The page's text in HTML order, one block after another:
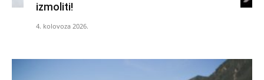
izmoliti!
4. kolovoza 2026.